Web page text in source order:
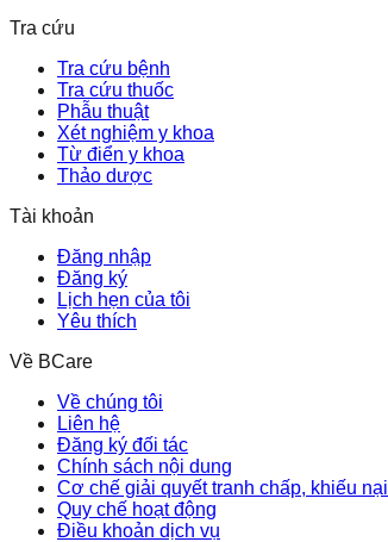
Tra cứu
Tra cứu bệnh
Tra cứu thuốc
Phẫu thuật
Xét nghiệm y khoa
Từ điển y khoa
Thảo dược
Tài khoản
Đăng nhập
Đăng ký
Lịch hẹn của tôi
Yêu thích
Về BCare
Về chúng tôi
Liên hệ
Đăng ký đối tác
Chính sách nội dung
Cơ chế giải quyết tranh chấp, khiếu nại
Quy chế hoạt động
Điều khoản dịch vụ